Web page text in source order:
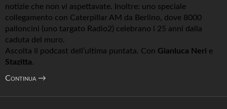
notizie che non vi aspettavate. Inoltre: uno speciale
collegamento con Caterpillar AM da Berlino, dove 8000
palloncini (uno targato Radio2) celebrano i 25 anni dalla
caduta del muro.
Ascolta il podcast dell’ultima puntata. Con Gianluca Neri e
Stazitta.
Continua →